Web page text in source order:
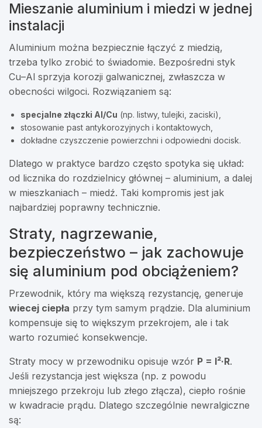
Mieszanie aluminium i miedzi w jednej
instalacji
Aluminium można bezpiecznie łączyć z miedzią,
trzeba tylko zrobić to świadomie. Bezpośredni styk
Cu–Al sprzyja korozji galwanicznej, zwłaszcza w
obecności wilgoci. Rozwiązaniem są:
specjalne złączki Al/Cu (np. listwy, tulejki, zaciski),
stosowanie past antykorozyjnych i kontaktowych,
dokładne czyszczenie powierzchni i odpowiedni docisk.
Dlatego w praktyce bardzo często spotyka się układ:
od licznika do rozdzielnicy głównej – aluminium, a dalej
w mieszkaniach – miedź. Taki kompromis jest jak
najbardziej poprawny technicznie.
Straty, nagrzewanie,
bezpieczeństwo – jak zachowuje
się aluminium pod obciążeniem?
Przewodnik, który ma większą rezystancję, generuje
wiecej ciepła przy tym samym prądzie. Dla aluminium
kompensuje się to większym przekrojem, ale i tak
warto rozumieć konsekwencje.
Straty mocy w przewodniku opisuje wzór P = I²·R.
Jeśli rezystancja jest większa (np. z powodu
mniejszego przekroju lub złego złącza), ciepło rośnie
w kwadracie prądu. Dlatego szczególnie newralgiczne
są: